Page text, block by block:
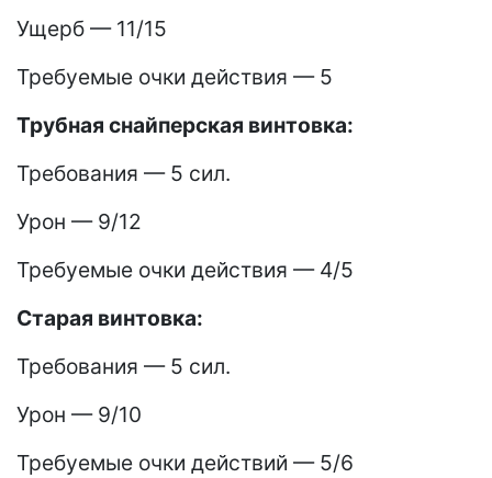
Ущерб — 11/15
Требуемые очки действия — 5
Трубная снайперская винтовка:
Требования — 5 сил.
Урон — 9/12
Требуемые очки действия — 4/5
Старая винтовка:
Требования — 5 сил.
Урон — 9/10
Требуемые очки действий — 5/6